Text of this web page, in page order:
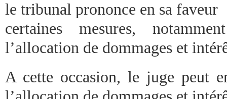
le tribunal prononce en sa faveur
certaines mesures,
l’allocation de dommages et
A cette occasion, le juge peut